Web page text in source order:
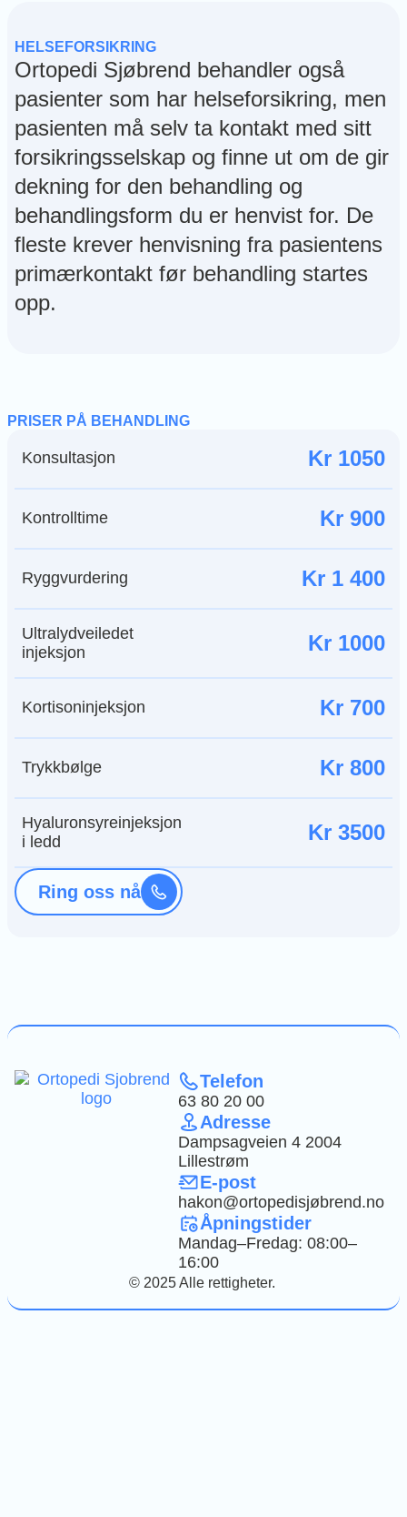
HELSEFORSIKRING
Ortopedi Sjøbrend behandler også
pasienter som har helseforsikring, men
pasienten må selv ta kontakt med sitt
forsikringsselskap og finne ut om de gir
dekning for den behandling og
behandlingsform du er henvist for. De
fleste krever henvisning fra pasientens
primærkontakt før behandling startes
opp.
PRISER PÅ BEHANDLING
Konsultasjon Kr 1050
Kontrolltime Kr 900
Ryggvurdering Kr 1 400
Ultralydveiledet
injeksjon
Kr 1000
Kortisoninjeksjon Kr 700
Trykkbølge Kr 800
Hyaluronsyreinjeksjon
i ledd
Kr 3500
Ring oss nå
Telefon
63 80 20 00
Adresse
Dampsagveien 4 2004
Lillestrøm
E-post
hakon@ortopedisjøbrend.no
Åpningstider
Mandag–Fredag: 08:00–
16:00
© 2025 Alle rettigheter.